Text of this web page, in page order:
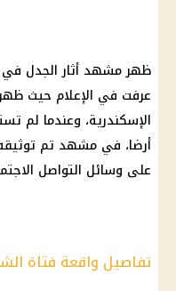
ظهر مشهد أثار الجدل في
عرفت في الإعلام حيث
الإسكندرية، وعندما لم
أرضا، في مشهد تم
على وسائل التواصل
تفاصيل واقعة فتاة